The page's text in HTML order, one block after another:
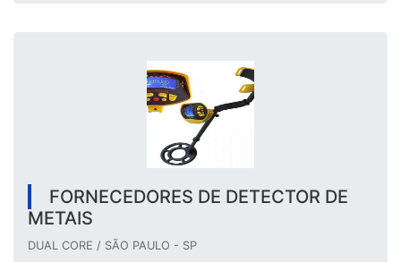
FORNECEDORES DE DETECTOR DE
METAIS
DUAL CORE / SÃO PAULO - SP